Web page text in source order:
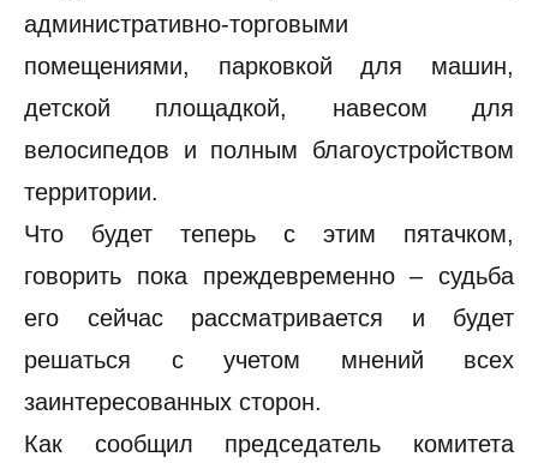
административно-торговыми
помещениями, парковкой для машин,
детской площадкой, навесом для
велосипедов и полным благоустройством
территории.
Что будет теперь с этим пятачком,
говорить пока преждевременно – судьба
его сейчас рассматривается и будет
решаться с учетом мнений всех
заинтересованных сторон.
Как сообщил председатель комитета